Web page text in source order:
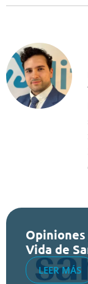
Vida de
LEER MÁS